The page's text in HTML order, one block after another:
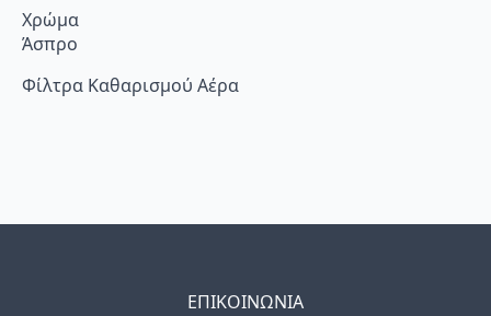
Χρώμα
Άσπρο
Φίλτρα Καθαρισμού Αέρα
ΕΠΙΚΟΙΝΩΝΙΑ